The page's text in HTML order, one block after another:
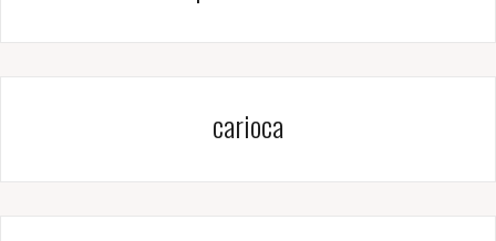
carioca